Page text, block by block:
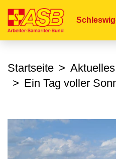
Startseite
Ein Tag voller